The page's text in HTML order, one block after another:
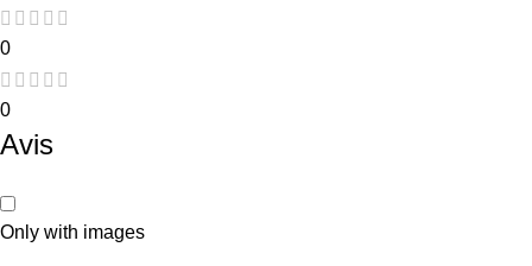
0
0
Avis
Only with images